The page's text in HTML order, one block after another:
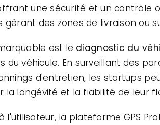
une sécurité et un
des zones de livraison ou
est le diagnostic du
du véhicule. En surveillant des
d'entretien, les startups
la longévité et la fiabilité de leur
l'utilisateur, la plateforme GPS